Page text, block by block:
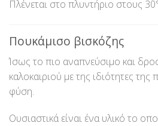
Πλένεται στο πλυντήριο στους
Πουκάμισο βισκόζης
Ίσως το πιο αναπνεύσιμο και
καλοκαιριού με της ιδιότητες
φύση.
Ουσιαστικά είναι ένα υλικό το